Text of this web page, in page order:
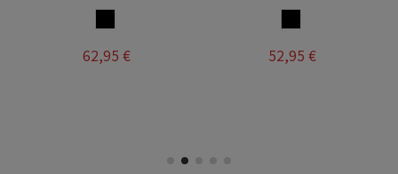
62,95 € 52,95 €